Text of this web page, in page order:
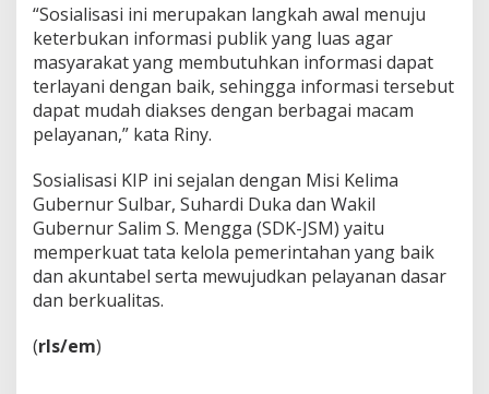
“Sosialisasi ini merupakan langkah awal menuju
keterbukan informasi publik yang luas agar
masyarakat yang membutuhkan informasi dapat
terlayani dengan baik, sehingga informasi tersebut
dapat mudah diakses dengan berbagai macam
pelayanan,” kata Riny.
Sosialisasi KIP ini sejalan dengan Misi Kelima
Gubernur Sulbar, Suhardi Duka dan Wakil
Gubernur Salim S. Mengga (SDK-JSM) yaitu
memperkuat tata kelola pemerintahan yang baik
dan akuntabel serta mewujudkan pelayanan dasar
dan berkualitas.
(rls/em)